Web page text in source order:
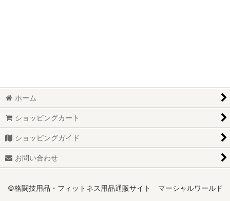
ホーム
ショッピングカート
ショッピングガイド
お問い合わせ
©格闘技用品・フィットネス用品通販サイト マーシャルワールド